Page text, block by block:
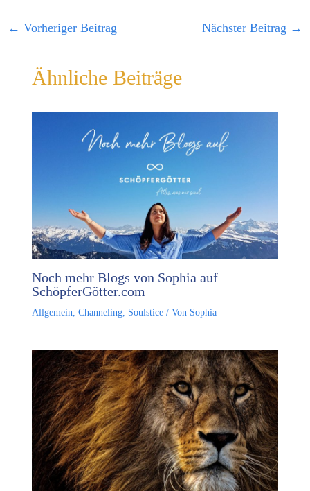
← Vorheriger Beitrag Nächster Beitrag →
Ähnliche Beiträge
Noch mehr Blogs von Sophia auf
SchöpferGötter.com
Allgemein, Channeling, Soulstice/ Von Sophia